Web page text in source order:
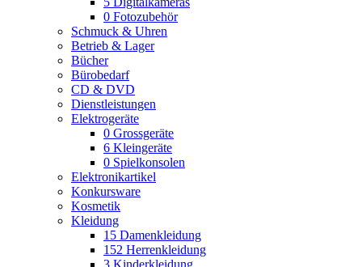
0 Fotozubehör
Schmuck & Uhren
Betrieb & Lager
Bücher
Bürobedarf
CD & DVD
Dienstleistungen
Elektrogeräte
0 Grossgeräte
6 Kleingeräte
0 Spielkonsolen
Elektronikartikel
Konkursware
Kosmetik
Kleidung
15 Damenkleidung
152 Herrenkleidung
3 Kinderkleidung